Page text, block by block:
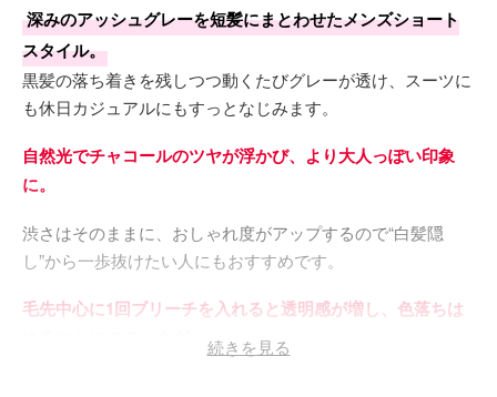
深みのアッシュグレーを短髪にまとわせたメンズショート
スタイル。
黒髪の落ち着きを残しつつ動くたびグレーが透け、スーツに
も休日カジュアルにもすっとなじみます。
自然光でチャコールのツヤが浮かび、より大人っぽい印象
に。
渋さはそのままに、おしゃれ度がアップするので“白髪隠
し”から一歩抜けたい人にもおすすめです。
毛先中心に1回ブリーチを入れると透明感が増し、色落ちは
ゆるやかにスモークグレーへ。
続きを見る